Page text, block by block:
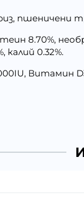
пшеничени
8.70%,
калий 0.32%.
Витамин